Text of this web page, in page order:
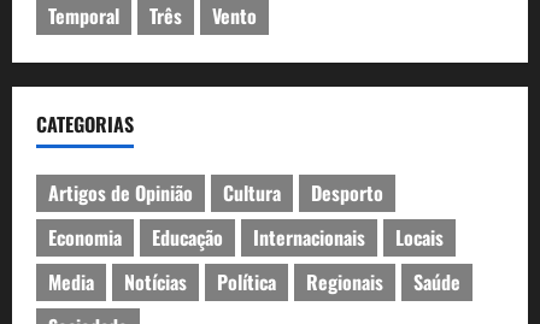
Temporal
Três Vento
CATEGORIAS
Artigos de Opinião Cultura
Desporto
Economia
Educação Internacionais
Locais
Media
Notícias Política Regionais
Saúde